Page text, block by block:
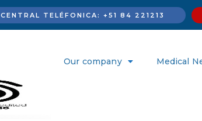
CENTRAL TELÉFONICA: +51 84 221213
Our company Medical